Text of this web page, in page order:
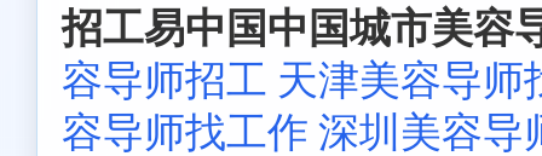
招工易中国中国城市美容
容导师招工 天津美容导师
容导师找工作 深圳美容导